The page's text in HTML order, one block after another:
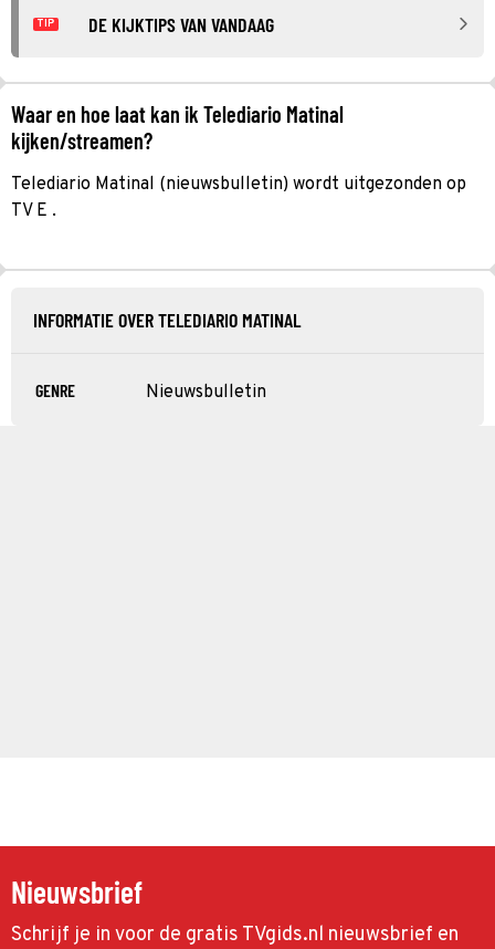
TIP DE KIJKTIPS VAN VANDAAG
Waar en hoe laat kan ik Telediario Matinal
kijken/streamen?
Telediario Matinal (nieuwsbulletin) wordt uitgezonden op
TV E .
INFORMATIE OVER TELEDIARIO MATINAL
GENRE Nieuwsbulletin
Nieuwsbrief
Schrijf je in voor de gratis TVgids.nl nieuwsbrief en